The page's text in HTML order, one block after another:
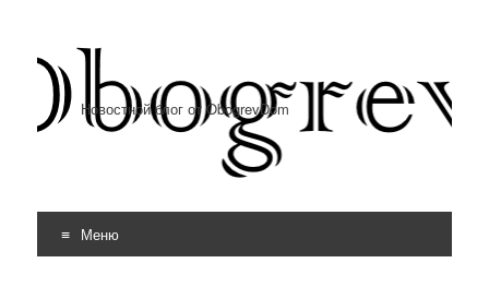
Новостной блог от ObogrevDom
Меню